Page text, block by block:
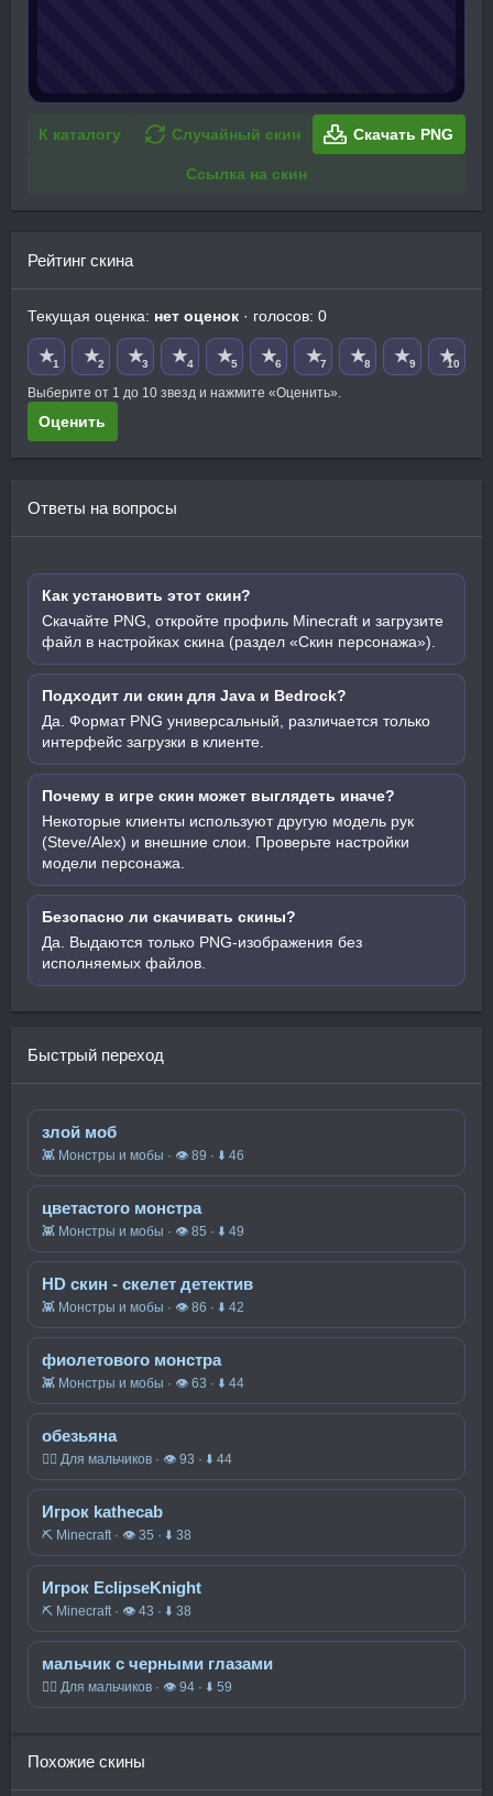
К каталогу Случайный скин Скачать PNG
Ссылка на скин
Рейтинг скина
Текущая оценка: нет оценок · голосов: 0
★1 ★2 ★3 ★4 ★5 ★6 ★7 ★8 ★9 ★10
Выберите от 1 до 10 звезд и нажмите «Оценить».
Оценить
Ответы на вопросы
Как установить этот скин?
Скачайте PNG, откройте профиль Minecraft и загрузите
файл в настройках скина (раздел «Скин персонажа»).
Подходит ли скин для Java и Bedrock?
Да. Формат PNG универсальный, различается только
интерфейс загрузки в клиенте.
Почему в игре скин может выглядеть иначе?
Некоторые клиенты используют другую модель рук
(Steve/Alex) и внешние слои. Проверьте настройки
модели персонажа.
Безопасно ли скачивать скины?
Да. Выдаются только PNG-изображения без
исполняемых файлов.
Быстрый переход
злой моб
👾 Монстры и мобы · 👁 89 · ⬇ 46
цветастого монстра
👾 Монстры и мобы · 👁 85 · ⬇ 49
HD скин - скелет детектив
👾 Монстры и мобы · 👁 86 · ⬇ 42
фиолетового монстра
👾 Монстры и мобы · 👁 63 · ⬇ 44
обезьяна
🧍‍♂️ Для мальчиков · 👁 93 · ⬇ 44
Игрок kathecab
⛏️ Minecraft · 👁 35 · ⬇ 38
Игрок EclipseKnight
⛏️ Minecraft · 👁 43 · ⬇ 38
мальчик с черными глазами
🧍‍♂️ Для мальчиков · 👁 94 · ⬇ 59
Похожие скины